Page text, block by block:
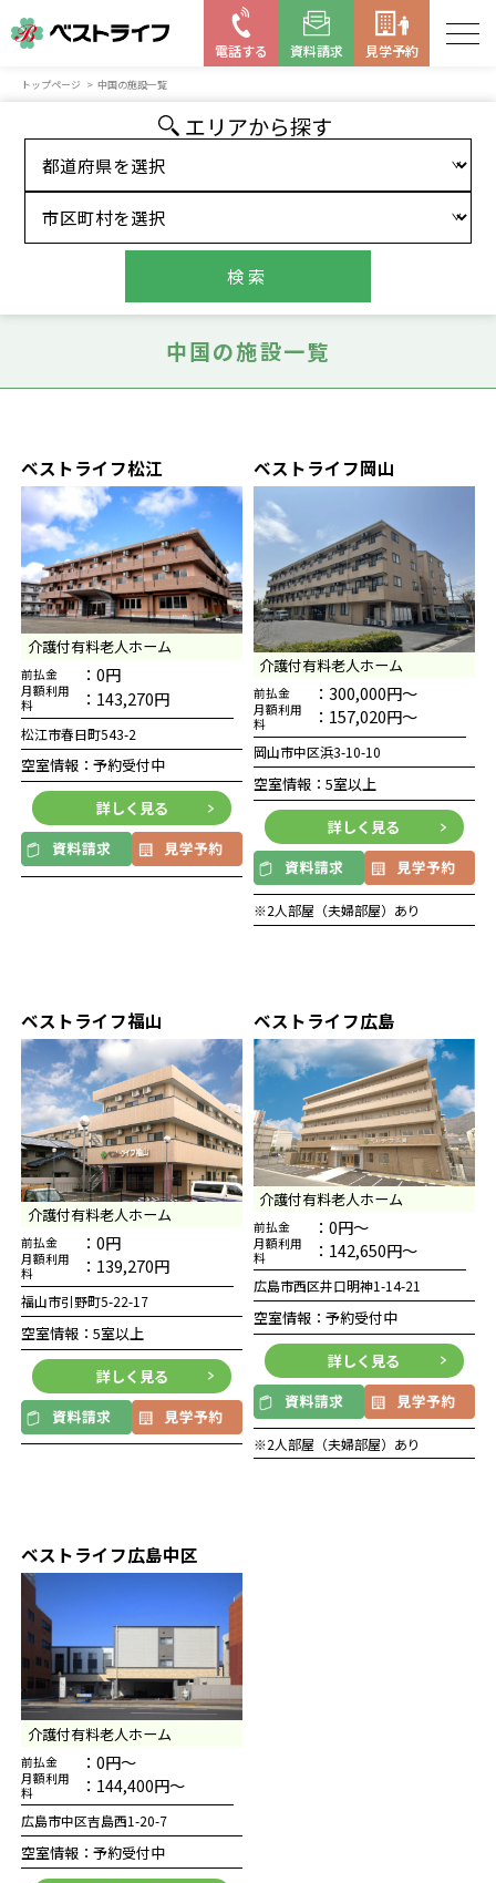
電話する 資料請求 見学予約
はじめての老人ホーム
ベストライフの取り組み
よくある質問
トップページ 中国の施設一覧
エリアから探す
検索
中国の施設一覧
ベストライフ松江
介護付有料老人ホーム
前払金 ：0円
月額利用
料
：143,270円
松江市春日町543-2
空室情報：予約受付中
詳しく見る
ベストライフ岡山
介護付有料老人ホーム
前払金 ：300,000円～
月額利用
料
：157,020円～
岡山市中区浜3-10-10
空室情報：5室以上
詳しく見る
※2人部屋（夫婦部屋）あり
ベストライフ福山
介護付有料老人ホーム
前払金 ：0円
月額利用
料
：139,270円
福山市引野町5-22-17
空室情報：5室以上
詳しく見る
ベストライフ広島
介護付有料老人ホーム
前払金 ：0円～
月額利用
料
：142,650円～
広島市西区井口明神1-14-21
空室情報：予約受付中
詳しく見る
※2人部屋（夫婦部屋）あり
ベストライフ広島中区
介護付有料老人ホーム
前払金 ：0円～
月額利用
料
：144,400円～
広島市中区吉島西1-20-7
空室情報：予約受付中